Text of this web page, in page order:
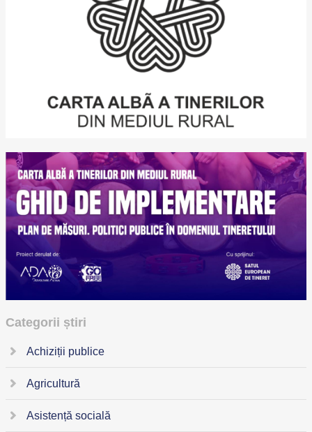
Categorii știri
Achiziții publice
Agricultură
Asistență socială